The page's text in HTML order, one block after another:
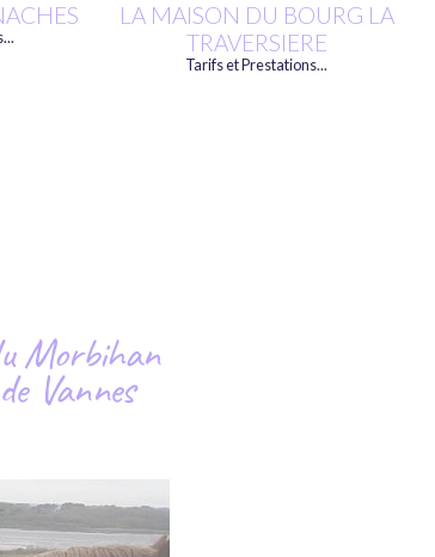
LA MAISON DU BOURG LA
TRAVERSIERE
Tarifs et Prestations...
Morbihan
Vannes